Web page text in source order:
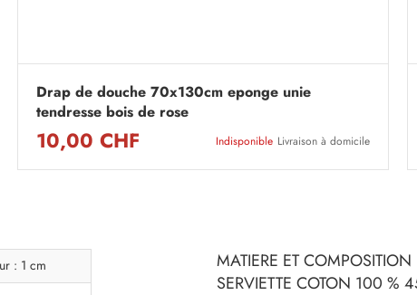
Drap de douche 70x130cm eponge unie
tendresse bois de rose
10,00 CHF Indisponible Livraison à domicile
: 1 cm
MATIERE ET COMPOSITION
SERVIETTE COTON 100 %